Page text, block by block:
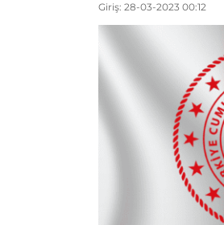
Giriş: 28-03-2023 00:12